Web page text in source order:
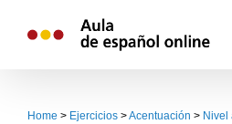
Home > Ejercicios >Acentuación > Nivel